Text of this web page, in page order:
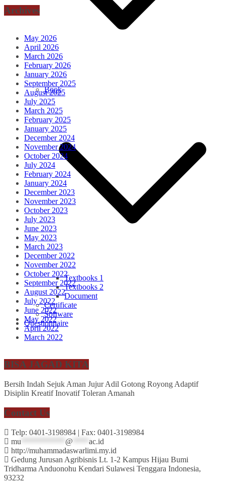
Book
Textbooks 1
Textbooks 2
Document
Certificate
Software
Questionnaire
Archives
May 2026
April 2026
March 2026
February 2026
January 2026
September 2025
August 2025
July 2025
March 2025
February 2025
January 2025
December 2024
November 2024
October 2024
July 2024
February 2024
January 2024
December 2023
November 2023
October 2023
July 2023
June 2023
May 2023
March 2023
December 2022
November 2022
October 2022
September 2022
August 2022
July 2022
June 2022
May 2022
April 2022
March 2022
BISA JAGAD KITA
Bersih Indah Sejuk Aman Jujur Adil Gotong Royong Adaptif
Disiplin Kreatif Inovatif Toleran Amanah
Contact Us
Telp: 0401-3198984 | Fax: 0401-3198984
mu
@
ac.id
http://muhammadaswarlimi.my.id
Gedung Jurusan Agribisnis Lt. 1-2 Kampus Hijau Bumi
Tridharma Anduonohu Kendari Sulawesi Tenggara Indonesia,
93232